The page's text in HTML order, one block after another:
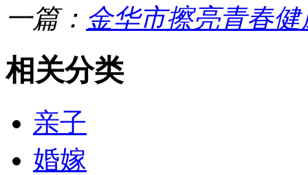
一篇： 金华市擦亮青春
相关分类
亲子
婚嫁